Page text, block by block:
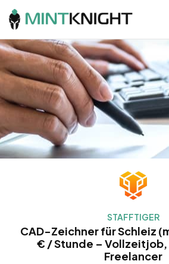
STAFFTIGER
CAD-Zeichner für Schleiz
€ / Stunde –
Freelancer